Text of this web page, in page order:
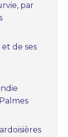
par
de ses